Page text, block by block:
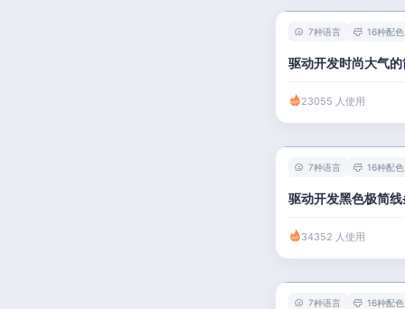
7种语言 16种配色
驱动开发时尚大气
23055 人使用
7种语言 16种配色
驱动开发黑色极简
34352 人使用
7种语言 16种配色